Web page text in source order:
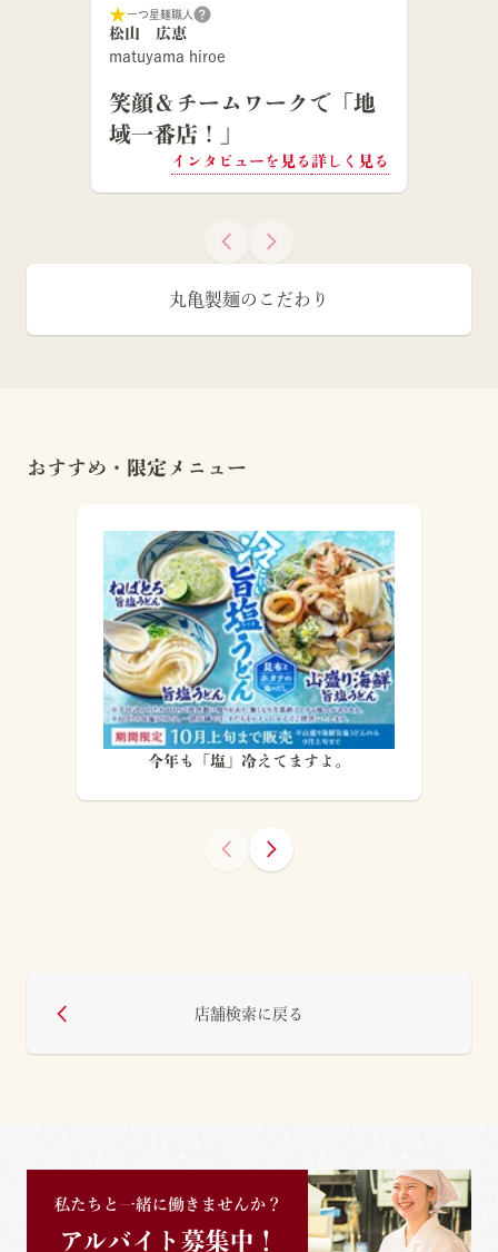
一つ星麺職人
松山 広恵
matuyama hiroe
笑顔＆チームワークで「地
域一番店！」
インタビューを見る詳しく見る
丸亀製麺のこだわり
おすすめ・限定メニュー
今年も「塩」冷えてますよ。
店舗検索に戻る